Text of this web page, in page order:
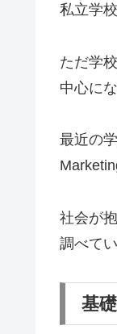
私立学
ただ学
中心に
最近の
社会が
調べて
基